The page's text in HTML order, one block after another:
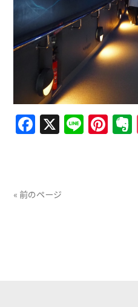
Facebook
X Line
« 前のページ